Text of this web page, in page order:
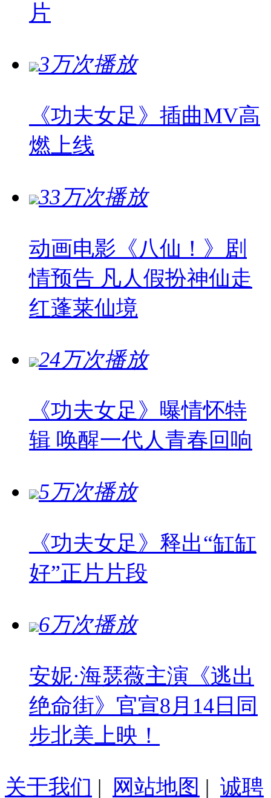
片
3万次播放
《功夫女足》插曲MV高
燃上线
33万次播放
动画电影《八仙！》剧
情预告 凡人假扮神仙走
红蓬莱仙境
24万次播放
《功夫女足》曝情怀特
辑 唤醒一代人青春回响
5万次播放
《功夫女足》释出“缸缸
好”正片片段
6万次播放
安妮·海瑟薇主演《逃出
绝命街》官宣8月14日同
步北美上映！
关于我们 | 网站地图 | 诚聘